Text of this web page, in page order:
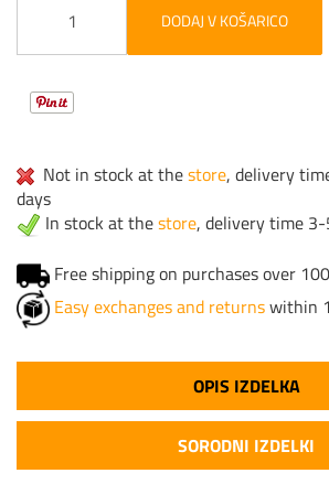
DODAJ V KOŠARICO
Not in stock at thestore, delivery
days
In stock at thestore, delivery time
Free shipping on purchases over
Easy exchanges and returnswithin
OPIS IZDELKA
SORODNI IZDELKI